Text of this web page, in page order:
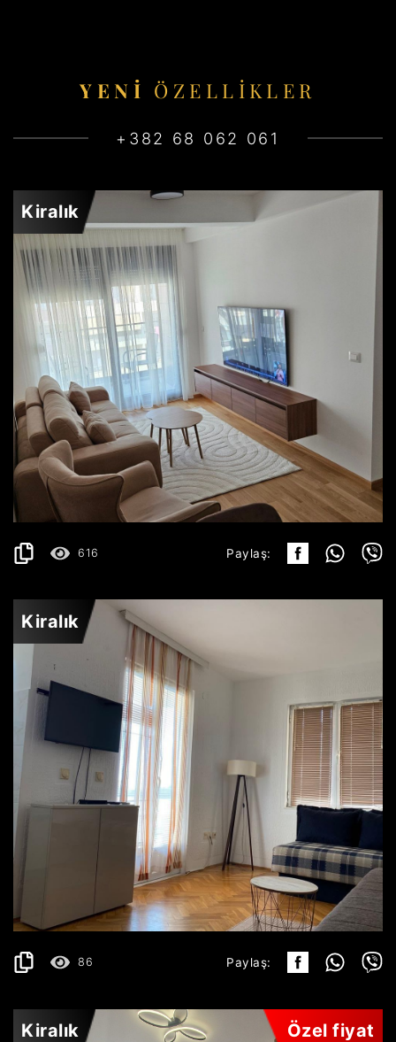
YENI ÖZELLIKLER
+382 68 062 061
Kiralık
BUDVA
700€
48 m 2
AYRINTILAR
616 Paylaş:
Kiralık
AYRINTILAR
86 Paylaş:
Kiralık Özel fiyat